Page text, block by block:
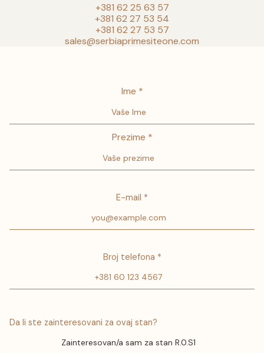
+381 62 25 63 57
+381 62 27 53 54
+381 62 27 53 57
sales@serbiaprimesiteone.com
Ime *
Prezime *
E-mail *
Broj telefona *
Da li ste zainteresovani za ovaj stan?